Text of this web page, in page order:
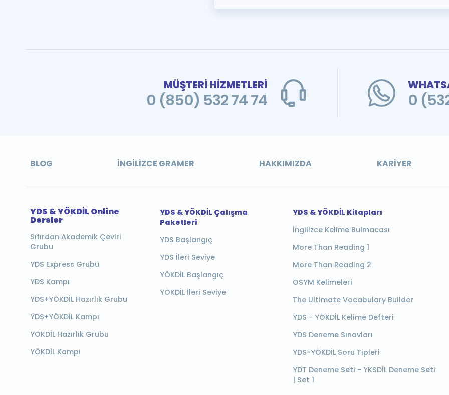
MÜŞTERİ HİZMETLERİ
0 (850) 532 74 74 0
BLOG İNGILIZCE GRAMER HAKKIMIZDA KARIYER
YDS & YÖKDİL Online
Dersler
Sıfırdan Akademik Çeviri
Grubu
YDS Express Grubu
YDS Kampı
YDS+YÖKDİL Hazırlık Grubu
YDS+YÖKDİL Kampı
YÖKDİL Hazırlık Grubu
YÖKDİL Kampı
YDS & YÖKDİL Çalışma
Paketleri
YDS Başlangıç
YDS İleri Seviye
YÖKDİL Başlangıç
YÖKDİL İleri Seviye
YDS & YÖKDİL Kitapları
İngilizce Kelime Bulmacası
More Than Reading 1
More Than Reading 2
ÖSYM Kelimeleri
The Ultimate Vocabulary Builder
YDS - YÖKDİL Kelime Defteri
YDS Deneme Sınavları
YDS-YÖKDİL Soru Tipleri
YDT Deneme Seti - YKSDİL Deneme Seti
| Set 1